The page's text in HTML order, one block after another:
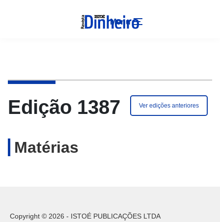
Menu
Edição 1387 Ver edições anteriores
Matérias
Copyright © 2026 - ISTOÉ PUBLICAÇÕES LTDA